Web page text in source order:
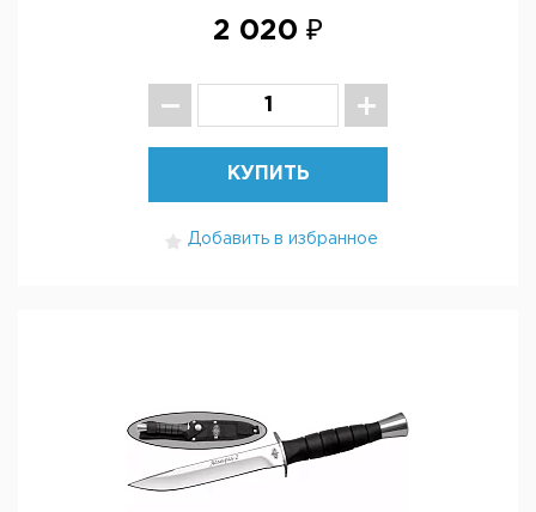
2 020 ₽
КУПИТЬ
Добавить в избранное